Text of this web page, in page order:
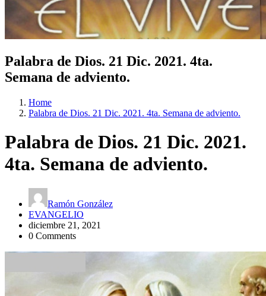
Palabra de Dios. 21 Dic. 2021. 4ta.
Semana de adviento.
Home
Palabra de Dios. 21 Dic. 2021. 4ta. Semana de adviento.
Palabra de Dios. 21 Dic. 2021.
4ta. Semana de adviento.
Ramón González
EVANGELIO
diciembre 21, 2021
0 Comments